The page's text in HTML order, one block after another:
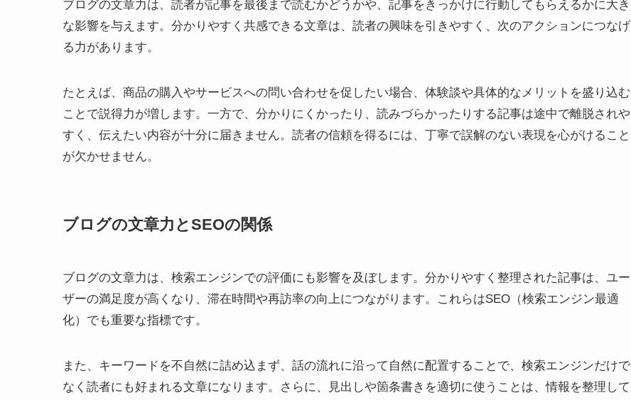
ブログの文章力は、読者が記事を最後まで読むかどうかや、記事をきっかけに行動してもらえるかに大き
な影響を与えます。分かりやすく共感できる文章は、読者の興味を引きやすく、次のアクションにつなげ
る力があります。
たとえば、商品の購入やサービスへの問い合わせを促したい場合、体験談や具体的なメリットを盛り込む
ことで説得力が増します。一方で、分かりにくかったり、読みづらかったりする記事は途中で離脱されや
すく、伝えたい内容が十分に届きません。読者の信頼を得るには、丁寧で誤解のない表現を心がけること
が欠かせません。
ブログの文章力とSEOの関係
ブログの文章力は、検索エンジンでの評価にも影響を及ぼします。分かりやすく整理された記事は、ユー
ザーの満足度が高くなり、滞在時間や再訪率の向上につながります。これらはSEO（検索エンジン最適
化）でも重要な指標です。
また、キーワードを不自然に詰め込まず、話の流れに沿って自然に配置することで、検索エンジンだけで
なく読者にも好まれる文章になります。さらに、見出しや箇条書きを適切に使うことは、情報を整理して